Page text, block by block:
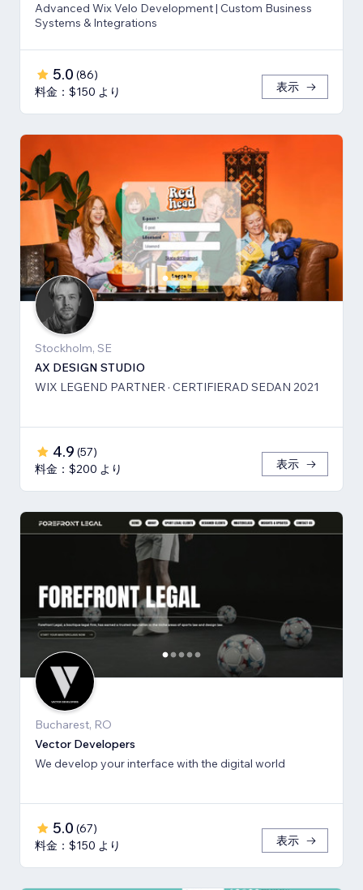
Advanced Wix Velo Development | Custom Business
Systems & Integrations
5.0 (86)
料金：$150 より
表示
Stockholm, SE
AX DESIGN STUDIO
WIX LEGEND PARTNER · CERTIFIERAD SEDAN 2021
4.9 (57)
料金：$200 より
表示
Bucharest, RO
Vector Developers
We develop your interface with the digital world
5.0 (67)
料金：$150 より
表示